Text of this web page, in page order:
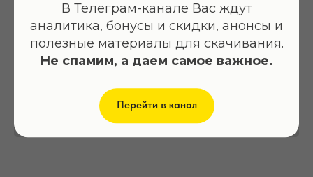
Модератор: Виктория Артющик
Запросить доступ
Подробнее
В Телеграм-канале Вас ждут
аналитика, бонусы и скидки, анонсы и
полезные материалы для скачивания.
Не спамим, а даем самое важное.
Перейти в канал